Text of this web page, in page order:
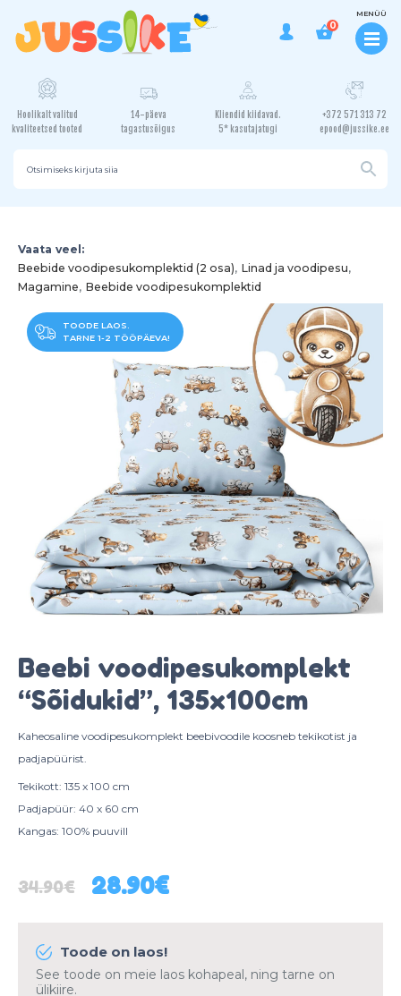
0
MENÜÜ
Hoolikalt valitud
kvaliteetsed tooted
14-päeva
tagastusõigus
Kliendid kiidavad.
5* kasutajatugi
+372 571 313 72
epood@jussike.ee
Vaata veel:
Beebide voodipesukomplektid (2 osa), Linad ja voodipesu,
Magamine, Beebide voodipesukomplektid
TOODE LAOS.
TARNE 1-2 TÖÖPÄEVA!
Beebi voodipesukomplekt
“Sõidukid”, 135x100cm
Kaheosaline voodipesukomplekt beebivoodile koosneb tekikotist ja
padjapüürist.
Tekikott: 135 x 100 cm
Padjapüür: 40 x 60 cm
Kangas: 100% puuvill
34.90€ Algne
hind
34.90€.
28.90€Current
price
Toode on laos!
See toode on meie laos kohapeal, ning tarne on
ülikiire.